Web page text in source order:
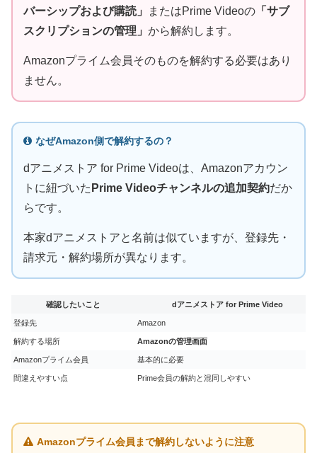
バーシップおよび購読」 またはPrime Videoの「サブ
スクリプションの管理」 から解約します。
Amazonプライム会員そのものを解約する必要はあり
ません。
なぜAmazon側で解約するの？
dアニメストア for Prime Videoは、Amazonアカウン
トに紐づいた Prime Videoチャンネルの追加契約だか
らです。
本家dアニメストアと名前は似ていますが、登録先・
請求元・解約場所が異なります。
確認したいこと dアニメストア for Prime Video
登録先 Amazon
解約する場所 Amazonの管理画面
Amazonプライム会員 基本的に必要
間違えやすい点 Prime会員の解約と混同しやすい
Amazonプライム会員まで解約しないように注意